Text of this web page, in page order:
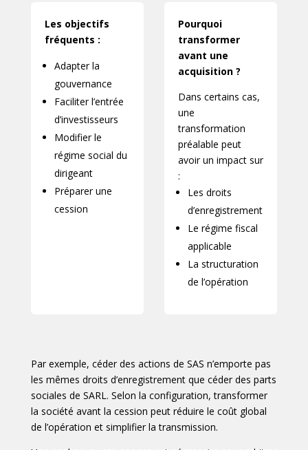
Les objectifs
fréquents :
Adapter la
gouvernance
Faciliter l’entrée
d’investisseurs
Modifier le
régime social du
dirigeant
Préparer une
cession
Pourquoi
transformer
avant une
acquisition ?
Dans certains cas,
une
transformation
préalable peut
avoir un impact sur
:
Les droits
d’enregistrement
Le régime fiscal
applicable
La structuration
de l’opération
Par exemple, céder des actions de SAS n’emporte pas
les mêmes droits d’enregistrement que céder des parts
sociales de SARL. Selon la configuration, transformer
la société avant la cession peut réduire le coût global
de l’opération et simplifier la transmission.